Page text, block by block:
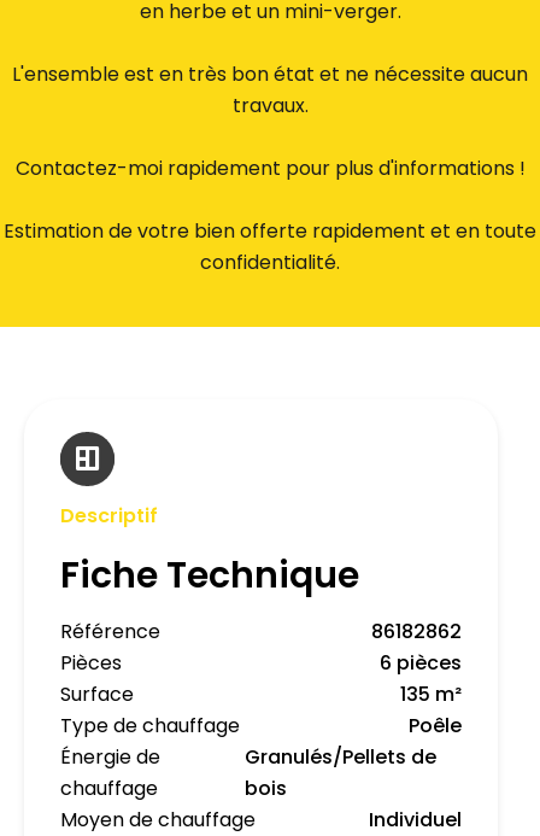
en herbe et un mini-verger.
L'ensemble est en très bon état et ne nécessite aucun
travaux.
Contactez-moi rapidement pour plus d'informations !
Estimation de votre bien offerte rapidement et en toute
confidentialité.
Descriptif
Fiche Technique
Référence
86182862
Pièces
6 pièces
Surface
135 m²
Type de chauffage
Poêle
Énergie de
chauffage
Granulés/Pellets de
bois
Moyen de chauffage
Individuel